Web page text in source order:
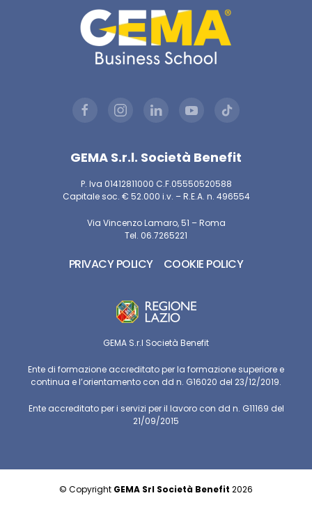
GEMA S.r.l. Società Benefit
P. Iva 01412811000 C.F.05550520588
Capitale soc. € 52.000 i.v. – R.E.A. n. 496554
Via Vincenzo Lamaro, 51 – Roma
Tel. 06.7265221
PRIVACY POLICY COOKIE POLICY
GEMA S.r.l Società Benefit
Ente di formazione accreditato per la formazione superiore e
continua e l’orientamento con dd n. G16020 del 23/12/2019.
Ente accreditato per i servizi per il lavoro con dd n. G11169 del
21/09/2015
© Copyright GEMA Srl Società Benefit 2026